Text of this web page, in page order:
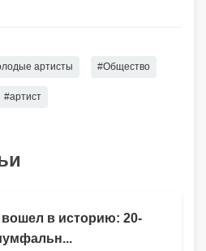
артисты #Общество
#артист
в историю: 20-